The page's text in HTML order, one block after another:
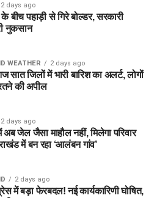
लगाकर रात को रुक सकते हैं?
की सुरक्षा के कारण वैली ऑफ फ्लावर्स
या कैंपिंग करने की सख्त मनाही है।
वापस आना ही होगा।
दायित्व, इन नेताओं की हुई बल्ले
बड़ी सफलता, राजस्थान के दो
2 days ago
के बीच पहाड़ी से गिरे बोल्डर, सरकारी
नुकसान
WEATHER 2 days ago
सात जिलों में भारी बारिश का अलर्ट, लोगों
की अपील
2 days ago
अब जेल जैसा माहौल नहीं, मिलेगा परिवार
में बन रहा ‘आलंबन गांव’
2 days ago
में बड़ा फेरबदल! नई कार्यकारिणी घोषित,